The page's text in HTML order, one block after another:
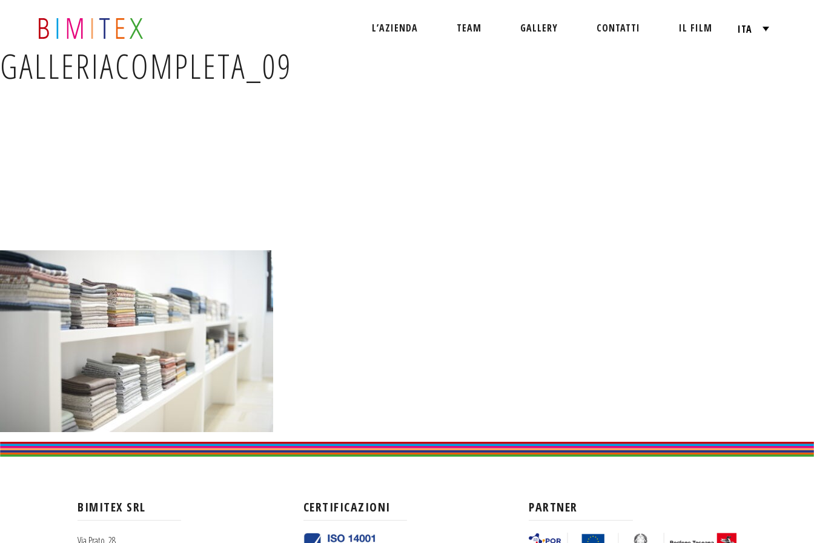
L’AZIENDA TEAM GALLERY CONTATTI IL FILM ITA
GALLERIACOMPLETA_09
BIMITEX SRL CERTIFICAZIONI PARTNER